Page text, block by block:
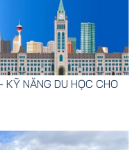
KỸ NĂNG DU HỌC CHO